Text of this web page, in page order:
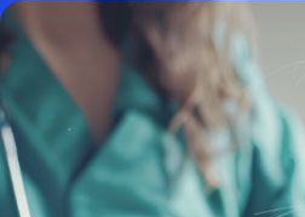
Maladies des
complet pour
publié le 14 juin 2025 par